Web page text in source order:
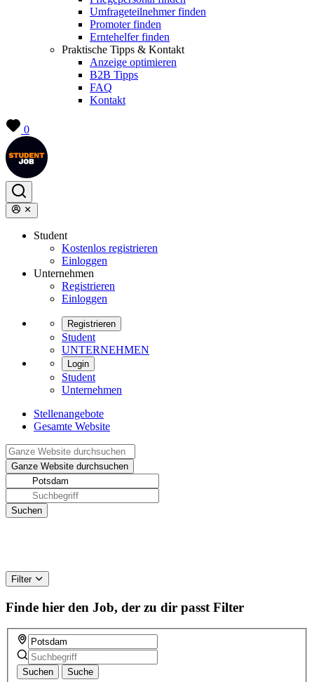
Umfrageteilnehmer finden
Promoter finden
Erntehelfer finden
Praktische Tipps & Kontakt
Anzeige optimieren
B2B Tipps
FAQ
Kontakt
0
Student
Kostenlos registrieren
Einloggen
Unternehmen
Registrieren
Einloggen
Registrieren
Student
UNTERNEHMEN
Login
Student
Unternehmen
Stellenangebote
Gesamte Website
Filter
Finde hier den Job, der zu dir passt Filter
Suchen Suche